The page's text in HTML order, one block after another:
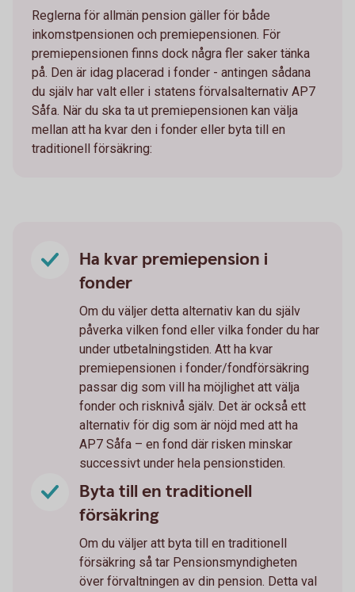
Reglerna för allmän pension gäller för både
inkomstpensionen och premiepensionen. För
premiepensionen finns dock några fler saker tänka
på. Den är idag placerad i fonder - antingen sådana
du själv har valt eller i statens förvalsalternativ AP7
Såfa. När du ska ta ut premiepensionen kan välja
mellan att ha kvar den i fonder eller byta till en
traditionell försäkring:
Ha kvar premiepension i
fonder
Om du väljer detta alternativ kan du själv
påverka vilken fond eller vilka fonder du har
under utbetalningstiden. Att ha kvar
premiepensionen i fonder/fondförsäkring
passar dig som vill ha möjlighet att välja
fonder och risknivå själv. Det är också ett
alternativ för dig som är nöjd med att ha
AP7 Såfa – en fond där risken minskar
successivt under hela pensionstiden.
Byta till en traditionell
försäkring
Om du väljer att byta till en traditionell
försäkring så tar Pensionsmyndigheten
över förvaltningen av din pension. Detta val